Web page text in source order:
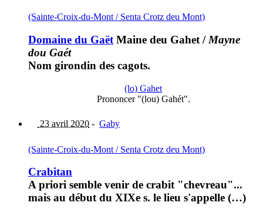
(Sainte-Croix-du-Mont / Senta Crotz deu Mont)
Domaine du Gaët Maine deu Gahet / Mayne
dou Gaét
Nom girondin des cagots.
(lo) Gahet
Prononcer "(lou) Gahét".
23 avril 2020 - Gaby
(Sainte-Croix-du-Mont / Senta Crotz deu Mont)
Crabitan
A priori semble venir de crabit "chevreau"...
mais au début du XIXe s. le lieu s'appelle (…)